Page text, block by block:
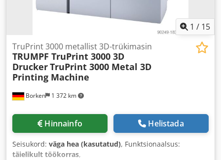
1 / 15
Borken 1 372 km
TruPrint 3000 metallist 3D-trükimasin
TRUMPF TruPrint 3000 3D
DruckerTruPrint 3000 Metal 3D
Printing Machine
Hinnainfo Helistada
Seisukord: väga hea (kasutatud), Funktsionaalsus:
täielikult töökorras,